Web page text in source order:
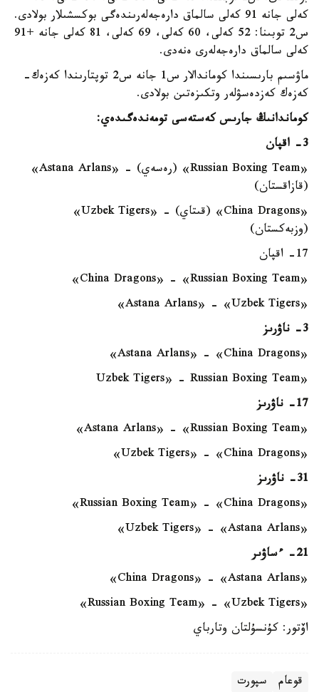
كەلى جانە 91 كەلى سالماق دارەجەلەرىندەگى بوكسشىلار بولادى.
س2 توبىنا: 52 كەلى، 60 كەلى، 69 كەلى، 81 كەلى جانە +91
كەلى سالماق دارەجەلەرى ەنەدى.
ماۋسىم بارىسىندا كوماندالار س1 جانە س2 توپتارىندا كەزەك-
كەزەك كەزدەسۋلەر وتكىزەتىن بولادى.
كوماندانىڭ جارىس كەستەسى تومەندەگىدەي:
3- اقپان
«Russian Boxing Team» (رەسەي) - «Astana Arlans»
(قازاقستان)
«China Dragons» (قىتاي) - «Uzbek Tigers»
(وزبەكستان)
17- اقپان
«China Dragons» - «Russian Boxing Team»
«Astana Arlans» - «Uzbek Tigers»
3- ناۋرىز
«Astana Arlans» - «China Dragons»
«Uzbek Tigers» - Russian Boxing Team
17- ناۋرىز
«Astana Arlans» - «Russian Boxing Team»
«Uzbek Tigers» - «China Dragons»
31- ناۋرىز
«Russian Boxing Team» - «China Dragons»
«Uzbek Tigers» - «Astana Arlans»
21- ءساۋىر
«China Dragons» - «Astana Arlans»
«Russian Boxing Team» - «Uzbek Tigers»
اۆتور: كۇنسۇلتان وتارباي
قوعام سپورت